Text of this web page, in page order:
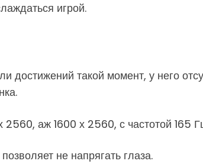
игрой.
такой момент, у него
аж 1600 х 2560, с частотой 165
не напрягать глаза.